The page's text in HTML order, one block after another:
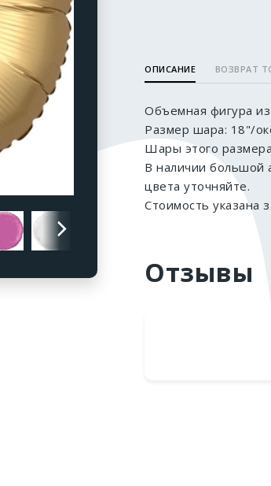
ОПИСАНИЕ ВОЗВРАТ
Объемная фигура
Размер шара: 18"/
Шары этого
В наличии большой
цвета уточняйте.
Стоимость указана
Отзывы